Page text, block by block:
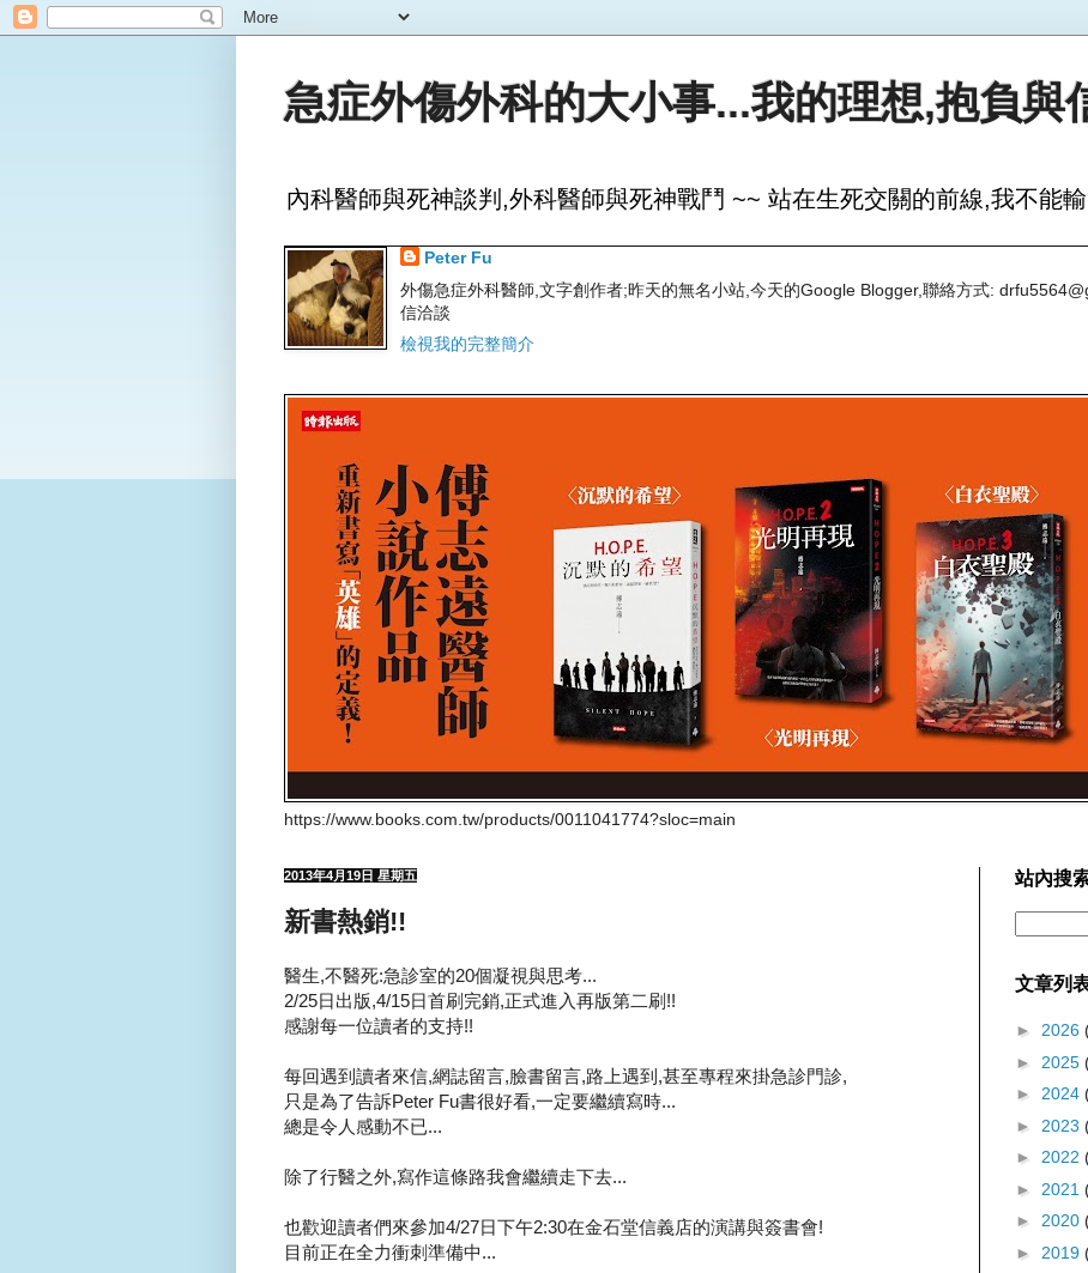
急症外傷外科的大小事...我的理想,抱負與
內科醫師與死神談判,外科醫師與死神戰鬥 ~~ 站在生死交關的前線,我不能
Peter Fu
外傷急症外科醫師,文字創作者;昨天的無名小站,今天的Google Blogger,聯絡方式:
信洽談
檢視我的完整簡介
https://www.books.com.tw/products/0011041774?sloc=main
2013年4月19日 星期五
新書熱銷!!
醫生,不醫死:急診室的20個凝視與思考...
2/25日出版,4/15日首刷完銷,正式進入再版第二刷!!
感謝每一位讀者的支持!!
每回遇到讀者來信,網誌留言,臉書留言,路上遇到,甚至專程來掛急診門診,
只是為了告訴Peter Fu書很好看,一定要繼續寫時...
總是令人感動不已...
除了行醫之外,寫作這條路我會繼續走下去...
也歡迎讀者們來參加4/27日下午2:30在金石堂信義店的演講與簽書會!
目前正在全力衝刺準備中...
站內搜
文章列
► 2026
► 2025
► 2024
► 2023
► 2022
► 2021
► 2020
► 2019